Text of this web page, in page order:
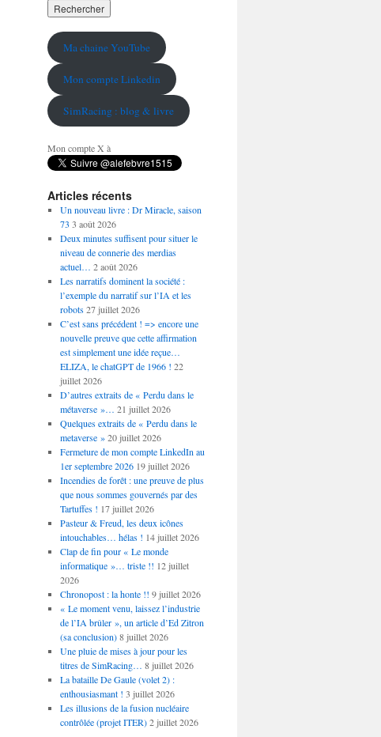
Ma chaine YouTube
Mon compte Linkedin
SimRacing : blog & livre
Mon compte X à
Articles récents
Un nouveau livre : Dr Miracle, saison
73 3 août 2026
Deux minutes suffisent pour situer le
niveau de connerie des merdias
actuel… 2 août 2026
Les narratifs dominent la société :
l’exemple du narratif sur l’IA et les
robots 27 juillet 2026
C’est sans précédent ! => encore une
nouvelle preuve que cette affirmation
est simplement une idée reçue…
ELIZA, le chatGPT de 1966 ! 22
juillet 2026
D’autres extraits de « Perdu dans le
métaverse »… 21 juillet 2026
Quelques extraits de « Perdu dans le
metaverse » 20 juillet 2026
Fermeture de mon compte LinkedIn au
1er septembre 2026 19 juillet 2026
Incendies de forêt : une preuve de plus
que nous sommes gouvernés par des
Tartuffes ! 17 juillet 2026
Pasteur & Freud, les deux icônes
intouchables… hélas ! 14 juillet 2026
Clap de fin pour « Le monde
informatique »… triste !! 12 juillet
2026
Chronopost : la honte !! 9 juillet 2026
« Le moment venu, laissez l’industrie
de l’IA brûler », un article d’Ed Zitron
(sa conclusion) 8 juillet 2026
Une pluie de mises à jour pour les
titres de SimRacing… 8 juillet 2026
La bataille De Gaule (volet 2) :
enthousiasmant ! 3 juillet 2026
Les illusions de la fusion nucléaire
contrôlée (projet ITER) 2 juillet 2026